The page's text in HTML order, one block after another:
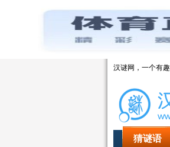
汉谜网，一个有
猜谜语